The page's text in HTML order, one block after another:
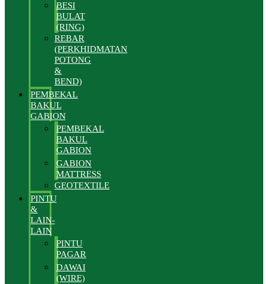
BESI
BULAT
(RING)
REBAR
(PERKHIDMATAN
POTONG
&
BEND)
PEMBEKAL
BAKUL
GABION
PEMBEKAL
BAKUL
GABION
GABION
MATTRESS
GEOTEXTILE
PINTU
&
LAIN-
LAIN
PINTU
PAGAR
DAWAI
(WIRE)